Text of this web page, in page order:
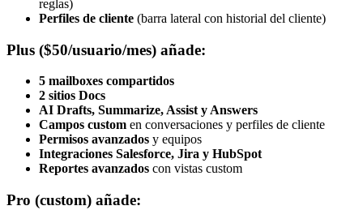
reglas)
Perfiles de cliente (barra lateral con historial del cliente)
Plus ($50/usuario/mes) añade:
5 mailboxes compartidos
2 sitios Docs
AI Drafts, Summarize, Assist y Answers
Campos custom en conversaciones y perfiles de cliente
Permisos avanzados y equipos
Integraciones Salesforce, Jira y HubSpot
Reportes avanzados con vistas custom
Pro (custom) añade: